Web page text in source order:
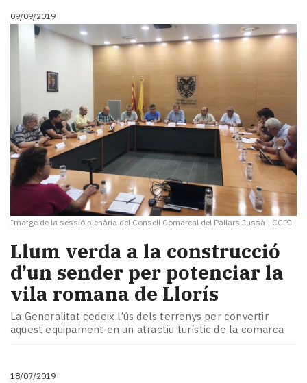
09/09/2019
Imatge de la sessió plenària del Consell Comarcal del Pallars Jussà | CCPJ
Llum verda a la construcció
d’un sender per potenciar la
vila romana de Llorís
La Generalitat cedeix l’ús dels terrenys per convertir
aquest equipament en un atractiu turístic de la comarca
18/07/2019